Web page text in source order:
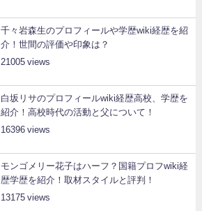
千々岩森生のプロフィールや学歴wiki経歴を紹
介！世間の評価や印象は？
21005
白坂リサのプロフィールwiki経歴高校、学歴を
紹介！高校時代の活動と父について！
16396
モンゴメリー花子はハーフ？国籍プロフwiki経
歴学歴を紹介！取材スタイルと評判！
13175